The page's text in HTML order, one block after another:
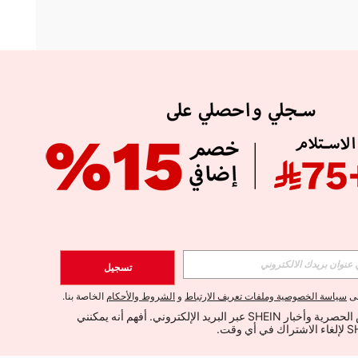
APP
الإشتراك
اشتراك
تسجيل
سياسة الخصوصية وملفات تعريف الارتباط و الشروط والأحكام الخاصة بنا.
أود تلقي العروض الحصرية وأخبار SHEIN عبر البريد الإلكتروني. أفهم أنه يمكنني